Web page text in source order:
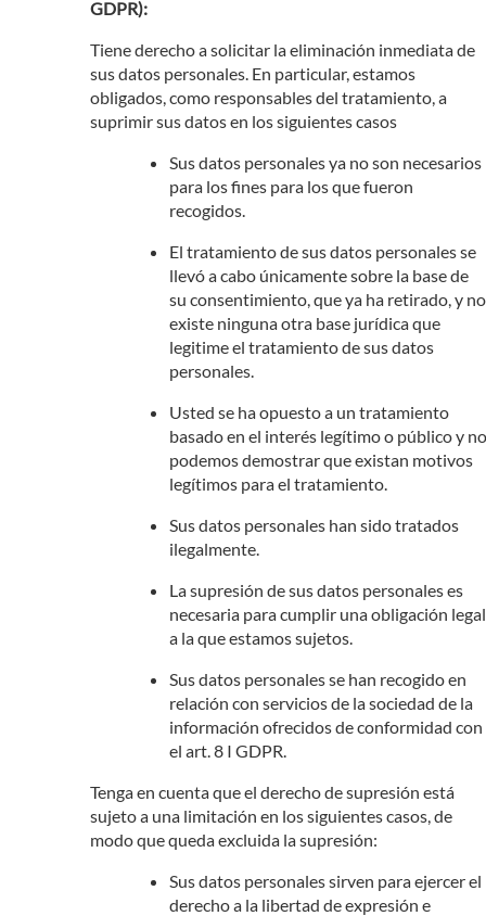
GDPR):
Tiene derecho a solicitar la eliminación inmediata de
sus datos personales. En particular, estamos
obligados, como responsables del tratamiento, a
suprimir sus datos en los siguientes casos
Sus datos personales ya no son necesarios
para los fines para los que fueron
recogidos.
El tratamiento de sus datos personales se
llevó a cabo únicamente sobre la base de
su consentimiento, que ya ha retirado, y no
existe ninguna otra base jurídica que
legitime el tratamiento de sus datos
personales.
Usted se ha opuesto a un tratamiento
basado en el interés legítimo o público y no
podemos demostrar que existan motivos
legítimos para el tratamiento.
Sus datos personales han sido tratados
ilegalmente.
La supresión de sus datos personales es
necesaria para cumplir una obligación legal
a la que estamos sujetos.
Sus datos personales se han recogido en
relación con servicios de la sociedad de la
información ofrecidos de conformidad con
el art. 8 I GDPR.
Tenga en cuenta que el derecho de supresión está
sujeto a una limitación en los siguientes casos, de
modo que queda excluida la supresión:
Sus datos personales sirven para ejercer el
derecho a la libertad de expresión e